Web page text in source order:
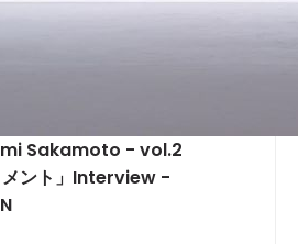
Sakamoto - vol.2
メント」Interview -